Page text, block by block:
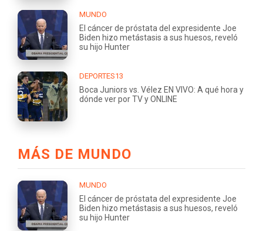
MUNDO
El cáncer de próstata del expresidente Joe
Biden hizo metástasis a sus huesos, reveló
su hijo Hunter
DEPORTES13
Boca Juniors vs. Vélez EN VIVO: A qué hora y
dónde ver por TV y ONLINE
MÁS DE MUNDO
MUNDO
El cáncer de próstata del expresidente Joe
Biden hizo metástasis a sus huesos, reveló
su hijo Hunter